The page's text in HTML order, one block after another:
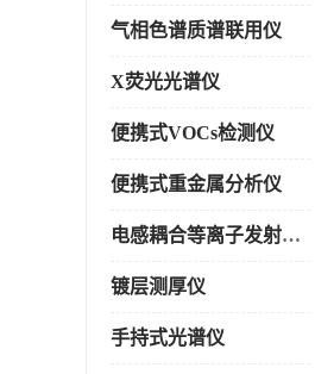
气相色谱质谱联用仪
X荧光光谱仪
便携式VOCs检测仪
便携式重金属分析仪
电感耦合等离子发射光谱仪
镀层测厚仪
手持式光谱仪